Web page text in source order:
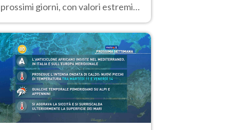
prossimi giorni, con valori estremi
d’Italia